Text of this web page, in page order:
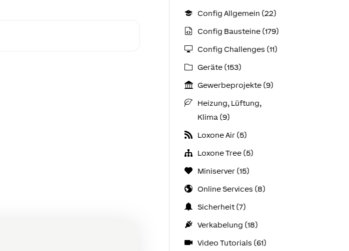
Config Allgemein (22)
Config Bausteine (179)
Config Challenges (11)
Geräte (153)
Gewerbeprojekte (9)
Heizung, Lüftung,
Klima (9)
Loxone Air (5)
Loxone Tree (5)
Miniserver (15)
Online Services (8)
Sicherheit (7)
Verkabelung (18)
Video Tutorials (61)